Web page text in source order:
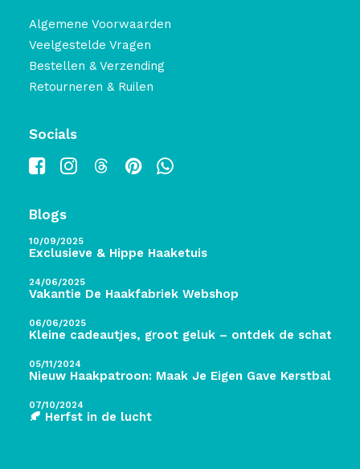
Algemene Voorwaarden
Veelgestelde Vragen
Bestellen & Verzending
Retourneren & Ruilen
Socials
Blogs
10/09/2025
Exclusieve & Hippe Haaketuis
24/06/2025
Vakantie De Haakfabriek Webshop
06/06/2025
Kleine cadeautjes, groot geluk – ontdek de schatten
05/11/2024
Nieuw Haakpatroon: Maak Je Eigen Gave Kerstballen!
07/10/2024
🍂 Herfst in de lucht